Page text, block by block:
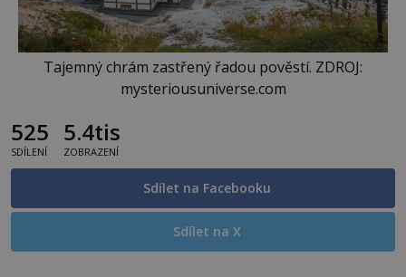
Tajemný chrám zastřený řadou pověstí. ZDROJ:
mysteriousuniverse.com
525
SDÍLENÍ
5.4tis
ZOBRAZENÍ
Sdílet na Facebooku
Sdílet na X